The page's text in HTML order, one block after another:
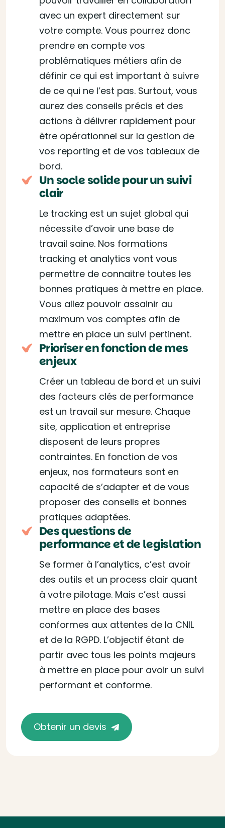
avec un expert directement sur
votre compte. Vous pourrez donc
prendre en compte vos
problématiques métiers afin de
définir ce qui est important à suivre
de ce qui ne l’est pas. Surtout, vous
aurez des conseils précis et des
actions à délivrer rapidement pour
être opérationnel sur la gestion de
vos reporting et de vos tableaux de
bord.
Un socle solide pour un suivi
clair
Le tracking est un sujet global qui
nécessite d’avoir une base de
travail saine. Nos formations
tracking et analytics vont vous
permettre de connaitre toutes les
bonnes pratiques à mettre en place.
Vous allez pouvoir assainir au
maximum vos comptes afin de
mettre en place un suivi pertinent.
Prioriser en fonction de mes
enjeux
Créer un tableau de bord et un suivi
des facteurs clés de performance
est un travail sur mesure. Chaque
site, application et entreprise
disposent de leurs propres
contraintes. En fonction de vos
enjeux, nos formateurs sont en
capacité de s’adapter et de vous
proposer des conseils et bonnes
pratiques adaptées.
Des questions de
performance et de legislation
Se former à l’analytics, c’est avoir
des outils et un process clair quant
à votre pilotage. Mais c’est aussi
mettre en place des bases
conformes aux attentes de la CNIL
et de la RGPD. L’objectif étant de
partir avec tous les points majeurs
à mettre en place pour avoir un suivi
performant et conforme.
Obtenir un devis